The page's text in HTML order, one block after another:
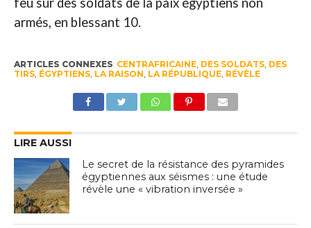
feu sur des soldats de la paix égyptiens non
armés, en blessant 10.
ARTICLES CONNEXES CENTRAFRICAINE, DES SOLDATS, DES
TIRS, ÉGYPTIENS, LA RAISON, LA RÉPUBLIQUE, RÉVÈLE
LIRE AUSSI
Le secret de la résistance des pyramides
égyptiennes aux séismes : une étude
révèle une « vibration inversée »